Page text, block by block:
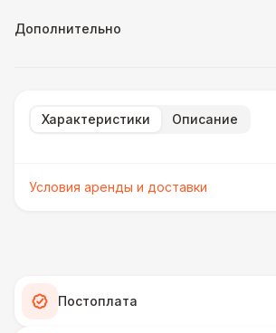
Дополнительно
Характеристики Описание
Условия аренды и доставки
Постоплата